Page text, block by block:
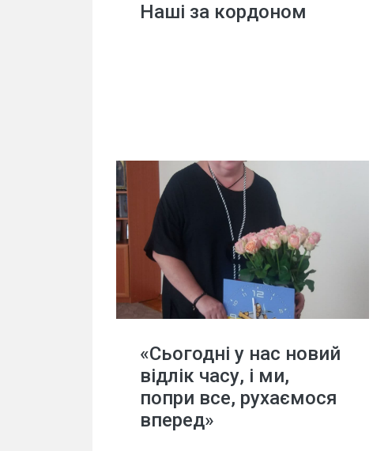
Наші за кордоном
«Сьогодні у нас новий
відлік часу, і ми,
попри все, рухаємося
вперед»